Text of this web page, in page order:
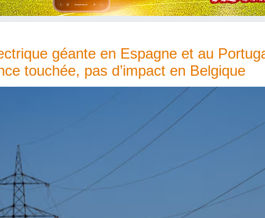
géante en Espagne et au
touchée, pas d’impact en Belgique